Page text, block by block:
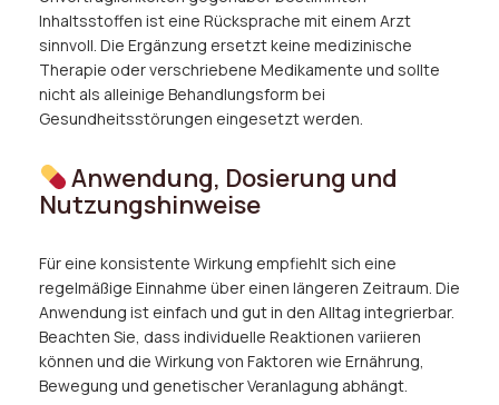
Inhaltsstoffen ist eine Rücksprache mit einem Arzt
sinnvoll. Die Ergänzung ersetzt keine medizinische
Therapie oder verschriebene Medikamente und sollte
nicht als alleinige Behandlungsform bei
Gesundheitsstörungen eingesetzt werden.
Anwendung, Dosierung und
Nutzungshinweise
Für eine konsistente Wirkung empfiehlt sich eine
regelmäßige Einnahme über einen längeren Zeitraum. Die
Anwendung ist einfach und gut in den Alltag integrierbar.
Beachten Sie, dass individuelle Reaktionen variieren
können und die Wirkung von Faktoren wie Ernährung,
Bewegung und genetischer Veranlagung abhängt.